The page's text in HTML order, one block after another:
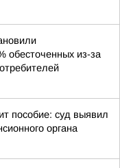
обесточенных из-за
пособие: суд выявил
органа